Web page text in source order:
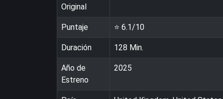
Original
Puntaje ⭐ 6.1/10
Duración 128 Min.
Año de
Estreno
2025